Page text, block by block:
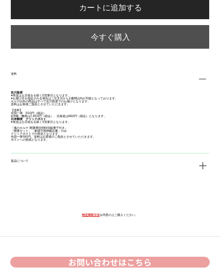
カートに追加する
今すぐ購入
送料
佐川急便
※発送は土日祝をを除く5営業日となります。
※お届け日を指定される場合はご注文日から2週間以内が可能となっております。
カルテ以外の商品はすべて佐川急便でのお届けとなります。
送料はお客様ご負担とさせていただきます。
【送料】
全国一律 550円（税込）
※沖縄・離島は1,650円（税込）、北海道は660円（税込）となります。
日本郵便 クリックポスト
※発送は土日祝をを除く5営業日となります。
「魂のカルテ 開運暦説明特別版冊子付き」
「開運セット」「参謀守護神鑑定書」のみ
クリックポストでの発送となります。
全国一律185円。送料はお客様のご負担とさせていただきます。
ポストへの投函となります。
返品について
特定商取引法を同意の上ご購入ください。
お問い合わせはこちら